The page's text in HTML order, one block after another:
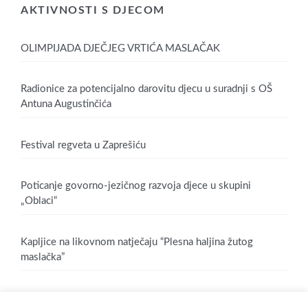
AKTIVNOSTI S DJECOM
OLIMPIJADA DJEČJEG VRTIĆA MASLAČAK
Radionice za potencijalno darovitu djecu u suradnji s OŠ
Antuna Augustinčića
Festival regveta u Zaprešiću
Poticanje govorno-jezičnog razvoja djece u skupini
„Oblaci“
Kapljice na likovnom natječaju “Plesna haljina žutog
maslačka”